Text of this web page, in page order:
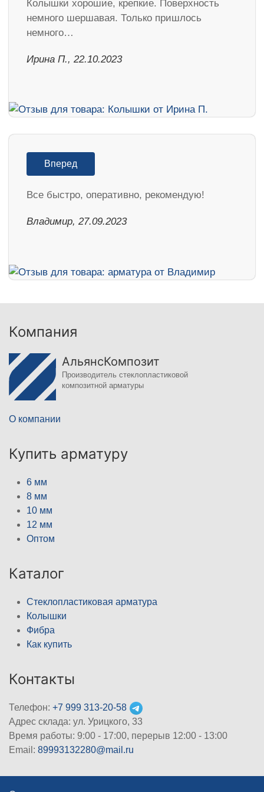
Колышки хорошие, крепкие. Поверхность
немного шершавая. Только пришлось
немного…
Ирина П., 22.10.2023
Вперед
Все быстро, оперативно, рекомендую!
Владимир, 27.09.2023
Компания
АльянсКомпозит
Производитель стеклопластиковой
композитной арматуры
О компании
Купить арматуру
6 мм
8 мм
10 мм
12 мм
Оптом
Каталог
Стеклопластиковая арматура
Колышки
Фибра
Как купить
Контакты
Телефон: +7 999 313-20-58
Адрес склада: ул. Урицкого, 33
Время работы: 9:00 - 17:00, перерыв 12:00 - 13:00
Email: 89993132280@mail.ru